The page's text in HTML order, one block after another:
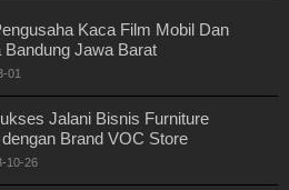
Kaca Film Mobil Dan
Bandung Jawa Barat
01
Jalani Bisnis Furniture
Brand VOC Store
10-26